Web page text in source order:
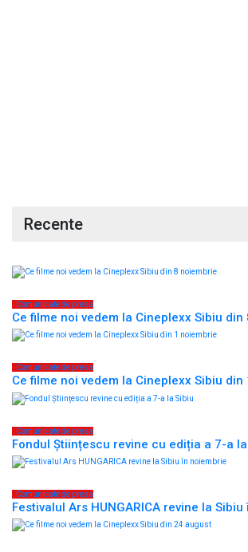
Recente
Comunicate de presa
Ce filme noi vedem la Cineplexx Sibiu din
Comunicate de presa
Ce filme noi vedem la Cineplexx Sibiu din
Comunicate de presa
Fondul Științescu revine cu ediția a 7-a
Comunicate de presa
Festivalul Ars HUNGARICA revine la